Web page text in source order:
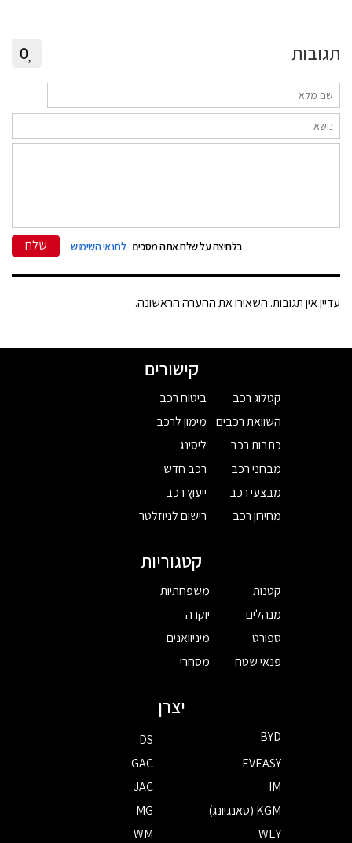
תגובות 0
בלחיצה על שלח אתה מסכים לתנאי השימוש שלח
עדיין אין תגובות. השאירו את ההערה הראשונה.
קישורים
קטלוג רכב
השוואת רכבים
כתבות רכב
מבחני רכב
מבצעי רכב
מחירון רכב
ביטוח רכב
מימון לרכב
ליסינג
רכב חדש
ייעוץ רכב
רישום לניוזלטר
קטגוריות
קטנות
מנהלים
ספורט
פנאי שטח
משפחתיות
יוקרה
מיניוואנים
מסחרי
יצרן
BYD
DS
EVEASY
GAC
IM
JAC
KGM (סאנגיונג)
MG
WEY
WM